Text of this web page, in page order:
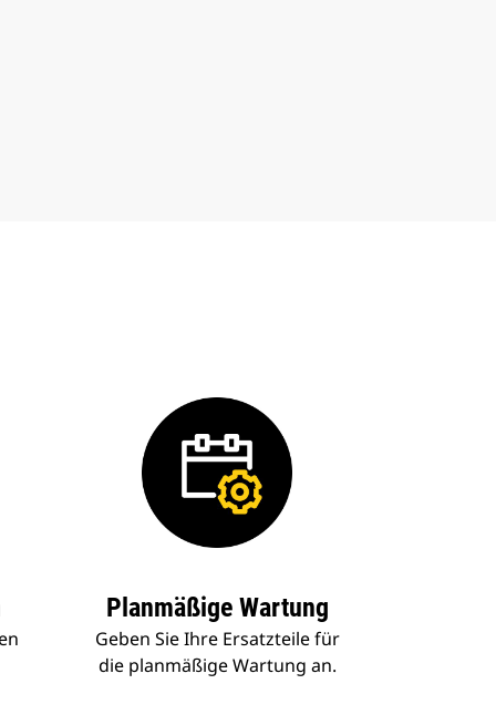
Planmäßige Wartung
Geben Sie Ihre Ersatzteile für
die planmäßige Wartung an.